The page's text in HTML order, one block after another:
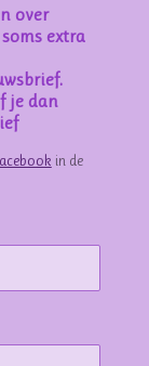
over
extra
je dan
in de